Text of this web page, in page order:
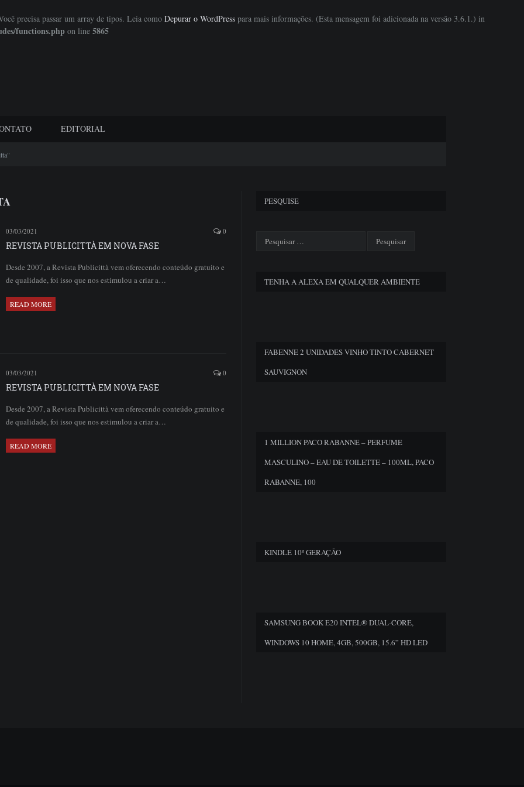
precisa passar um array de tipos. Leia como Depurar o WordPress para mais informações. (Esta mensagem foi adicionada na versão 3.6.1.) in
functions.php on line 5865
EDITORIAL
03/03/2021 0
REVISTA PUBLICITTÀ EM NOVA FASE
Desde 2007, a Revista Publicittà vem oferecendo conteúdo gratuito e
de qualidade, foi isso que nos estimulou a criar a…
READ MORE
03/03/2021 0
REVISTA PUBLICITTÀ EM NOVA FASE
Desde 2007, a Revista Publicittà vem oferecendo conteúdo gratuito e
de qualidade, foi isso que nos estimulou a criar a…
READ MORE
PESQUISE
TENHA A ALEXA EM QUALQUER AMBIENTE
FABENNE 2 UNIDADES VINHO TINTO CABERNET
SAUVIGNON
1 MILLION PACO RABANNE – PERFUME
MASCULINO – EAU DE TOILETTE – 100ML, PACO
RABANNE, 100
KINDLE 10º GERAÇÃO
SAMSUNG BOOK E20 INTEL® DUAL-CORE,
WINDOWS 10 HOME, 4GB, 500GB, 15.6” HD LED